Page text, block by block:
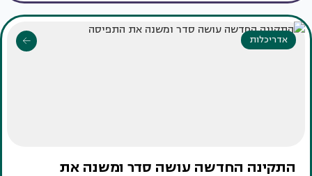
אדריכלות
התקינה החדשה עושה סדר ומשנה את